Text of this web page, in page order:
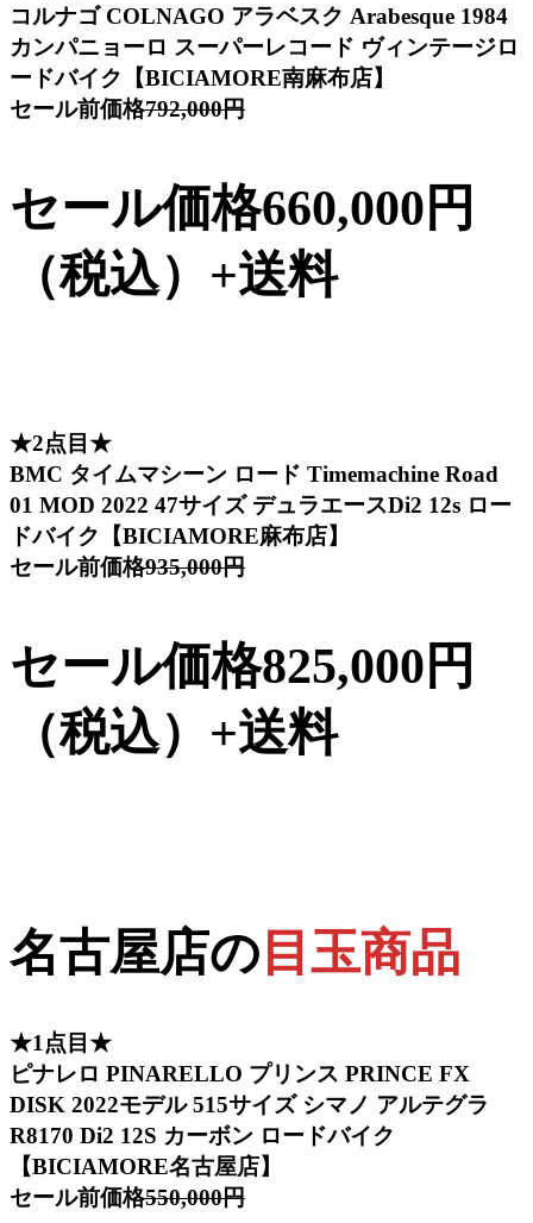
コルナゴ COLNAGO アラベスク Arabesque 1984
カンパニョーロ スーパーレコード ヴィンテージロ
ードバイク【BICIAMORE南麻布店】
セール前価格792,000円
セール価格660,000円
（税込）+送料
★2点目★
BMC タイムマシーン ロード Timemachine Road
01 MOD 2022 47サイズ デュラエースDi2 12s ロー
ドバイク【BICIAMORE麻布店】
セール前価格935,000円
セール価格825,000円
（税込）+送料
名古屋店の 目玉商品
★1点目★
ピナレロ PINARELLO プリンス PRINCE FX
DISK 2022モデル 515サイズ シマノ アルテグラ
R8170 Di2 12S カーボン ロードバイク
【BICIAMORE名古屋店】
セール前価格550,000円